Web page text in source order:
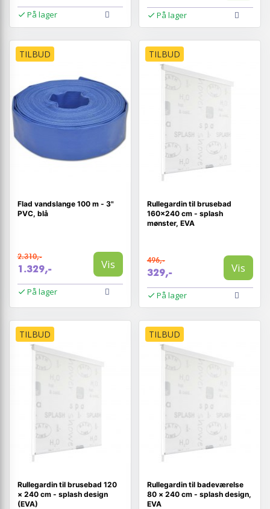
På lager På lager
TILBUD
Flad vandslange 100 m - 3"
PVC, blå
2.310,-
1.329,- Vis
På lager
TILBUD
Rullegardin til brusebad
160×240 cm - splash
mønster, EVA
496,-
329,- Vis
På lager
TILBUD
Rullegardin til brusebad 120
× 240 cm - splash design
(EVA)
TILBUD
Rullegardin til badeværelse
80 × 240 cm - splash design,
EVA